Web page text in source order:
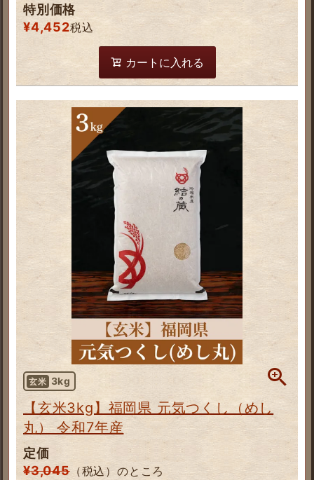
特別価格
¥4,452税込
カートに入れる
玄米 3kg
【玄米3kg】福岡県 元気つくし（めし
丸） 令和7年産
定価
¥3,045（税込）のところ